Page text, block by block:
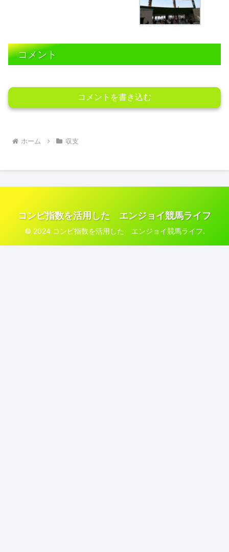
コメント
コメントを書き込む
ホーム 収支
コンピ指数を活用した エンジョイ競馬ライフ
© 2024 コンピ指数を活用した エンジョイ競馬ライフ.